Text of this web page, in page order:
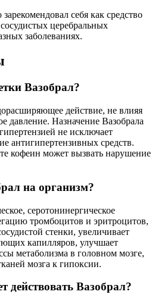
себя как средство
церебральных
заболеваниях.
Вазобрал?
действие, не влияя
давление. Назначение Вазобрала
не исключает
антигипертензивных средств.
кофеин может вызвать нарушение
на организм?
серотонинергическое
тромбоцитов и эритроцитов,
стенки, увеличивает
капилляров, улучшает
метаболизма в головном мозге,
мозга к гипоксии.
действовать Вазобрал?